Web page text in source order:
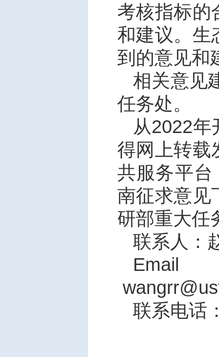
考核指标的
和建议。生
到的意见和
相关意见
任务处。
从2022年
得网上转载
共服务平台
南征求意见
研部重大任
联系人：
Email
联系电话